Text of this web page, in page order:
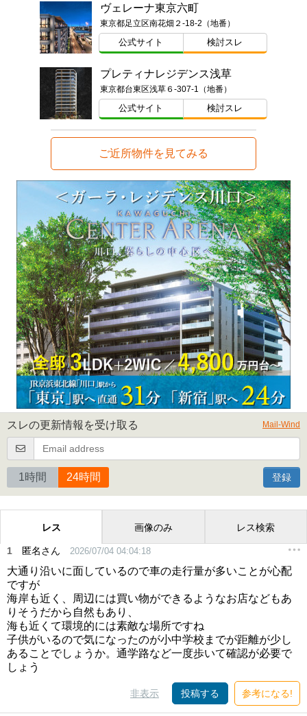
ヴェレーナ東京六町
東京都足立区南花畑２-18-2（地番）
公式サイト 検討スレ
プレティナレジデンス浅草
東京都台東区浅草６-307-1（地番）
公式サイト 検討スレ
ご近所物件を見てみる
スレの更新情報を受け取る Mail-Wind
1時間 24時間 登録
レス 画像のみ レス検索
1 匿名さん 2026/07/04 04:04:18
大通り沿いに面しているので車の走行量が多いことが心配
ですが
海岸も近く、周辺には買い物ができるようなお店などもあ
りそうだから自然もあり、
海も近くて環境的には素敵な場所ですね
子供がいるので気になったのが小中学校までが距離が少し
あることでしょうか。通学路など一度歩いて確認が必要で
しょう
非表示 投稿する 参考になる!